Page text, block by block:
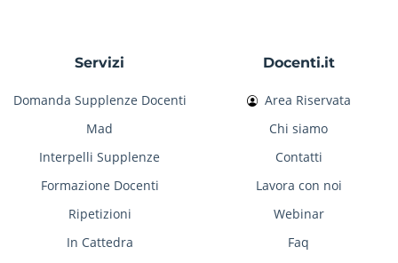
Servizi
Domanda Supplenze Docenti
Mad
Interpelli Supplenze
Formazione Docenti
Ripetizioni
In Cattedra
Docenti.it
Area Riservata
Chi siamo
Contatti
Lavora con noi
Webinar
Faq